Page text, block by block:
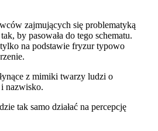
zajmujących się problematyką
by pasowała do tego schematu.
na podstawie fryzur typowo
z mimiki twarzy ludzi o
nazwisko.
tak samo działać na percepcję